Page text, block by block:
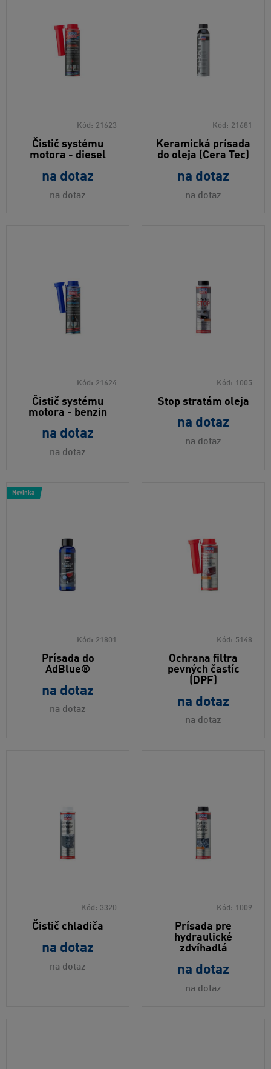
Kód: 21623
Čistič systému
motora - diesel
na dotaz
na dotaz
Kód: 21681
Keramická prísada
do oleja (Cera Tec)
na dotaz
na dotaz
Kód: 21624
Čistič systému
motora - benzin
na dotaz
na dotaz
Kód: 1005
Stop stratám oleja
na dotaz
na dotaz
Kód: 21801
Prísada do
AdBlue®
na dotaz
na dotaz
Novinka
Kód: 5148
Ochrana filtra
pevných častíc
(DPF)
na dotaz
na dotaz
Kód: 3320
Čistič chladiča
na dotaz
na dotaz
Kód: 1009
Prísada pre
hydraulické
zdvíhadlá
na dotaz
na dotaz